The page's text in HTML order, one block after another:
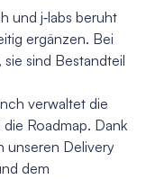
und j‑labs beruht
ergänzen. Bei
sind Bestandteil
verwaltet die
Roadmap. Dank
unseren Delivery
dem